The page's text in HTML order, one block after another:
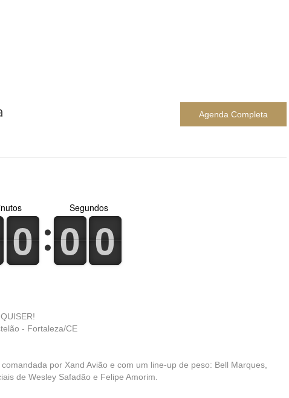
Agenda Completa
0
0
1
1 0
0
1
1 0
0
1
1
Segundos
- Fortaleza/CE
por Xand Avião e com um line-up de peso: Bell Marques,
de Wesley Safadão e Felipe Amorim.